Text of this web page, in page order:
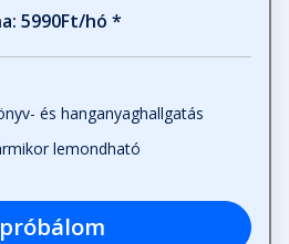
5990Ft/hó *
és hanganyaghallgatás
lemondható